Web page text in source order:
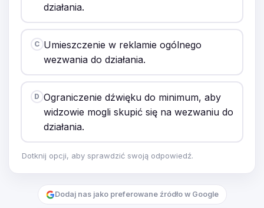
działania.
C Umieszczenie w reklamie ogólnego
wezwania do działania.
D Ograniczenie dźwięku do minimum, aby
widzowie mogli skupić się na wezwaniu do
działania.
Dotknij opcji, aby sprawdzić swoją odpowiedź.
Dodaj nas jako preferowane źródło w Google